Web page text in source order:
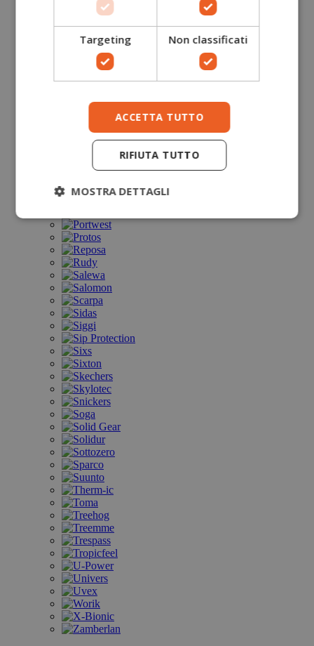
Targeting Non classificati
ACCETTA TUTTO
RIFIUTA TUTTO
MOSTRA DETTAGLI